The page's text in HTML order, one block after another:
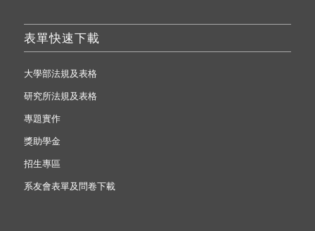
表單快速下載
大學部法規及表格
研究所法規及表格
專題實作
獎助學金
招生專區
系友會表單及問卷下載